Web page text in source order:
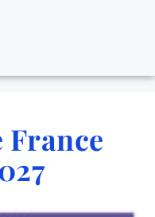
France